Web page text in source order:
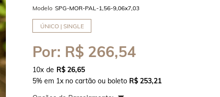
Modelo SPG-MOR-PAL-1,56-9,06x7,03
ÚNICO | SINGLE
Por: R$ 266,54
10x
R$ 26,65
5% em 1x no cartão ou boleto R$ 253,21